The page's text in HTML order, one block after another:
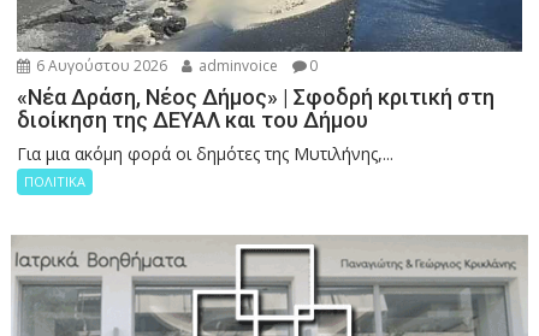
6 Αυγούστου 2026 adminvoice 0
«Νέα Δράση, Νέος Δήμος» | Σφοδρή κριτική στη
διοίκηση της ΔΕΥΑΛ και του Δήμου
Για μια ακόμη φορά οι δημότες της Μυτιλήνης,...
ΠΟΛΙΤΙΚΑ